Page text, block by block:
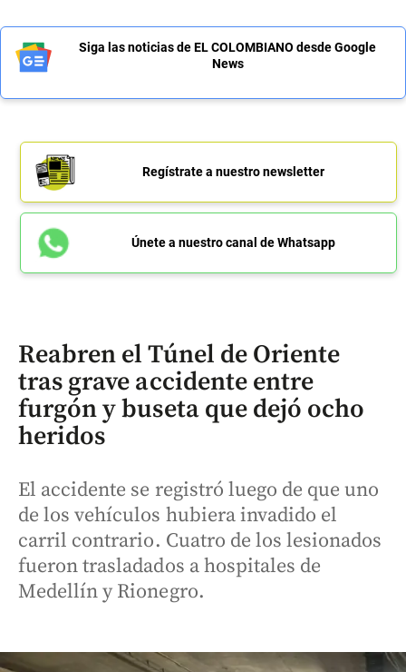
Siga las noticias de EL COLOMBIANO desde Google
News
Regístrate a nuestro newsletter
Únete a nuestro canal de Whatsapp
Reabren el Túnel de Oriente
tras grave accidente entre
furgón y buseta que dejó ocho
heridos
El accidente se registró luego de que uno
de los vehículos hubiera invadido el
carril contrario. Cuatro de los lesionados
fueron trasladados a hospitales de
Medellín y Rionegro.